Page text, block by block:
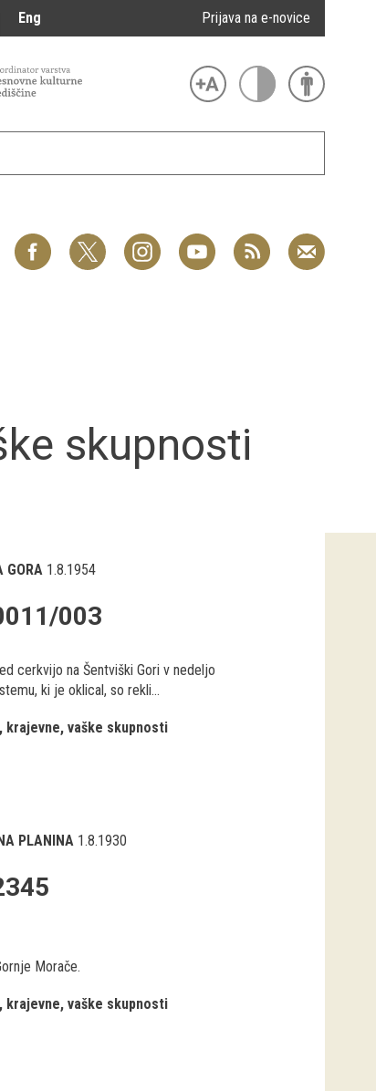
Eng Prijava na e-novice
skupnosti
GORA 1.8.1954
003
cerkvijo na Šentviški Gori v nedeljo
ki je oklical, so rekli...
krajevne, vaške skupnosti
PLANINA 1.8.1930
Morače.
krajevne, vaške skupnosti